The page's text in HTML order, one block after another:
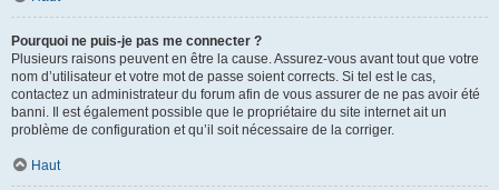
Pourquoi ne puis-je pas me connecter ?
Plusieurs raisons peuvent en être la cause. Assurez-vous avant tout que votre
nom d’utilisateur et votre mot de passe soient corrects. Si tel est le cas,
contactez un administrateur du forum afin de vous assurer de ne pas avoir été
banni. Il est également possible que le propriétaire du site internet ait un
problème de configuration et qu’il soit nécessaire de la corriger.
Haut